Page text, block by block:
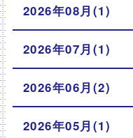
2026年08月(1)
2026年07月(1)
2026年06月(2)
2026年05月(1)